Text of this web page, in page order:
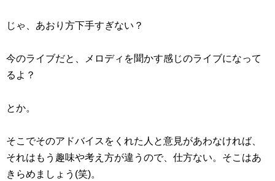
じゃ、あおり方下手すぎない？
今のライブだと、メロディを聞かす感じのライブになって
るよ？
とか。
そこでそのアドバイスをくれた人と意見があわなければ、
それはもう趣味や考え方が違うので、仕方ない。そこはあ
きらめましょう(笑)。